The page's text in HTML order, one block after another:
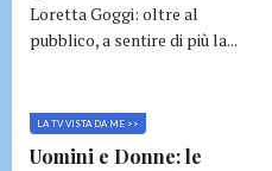
Loretta Goggi: oltre al
pubblico, a sentire di più la...
LA TV VISTA DA ME >>
Uomini e Donne: le